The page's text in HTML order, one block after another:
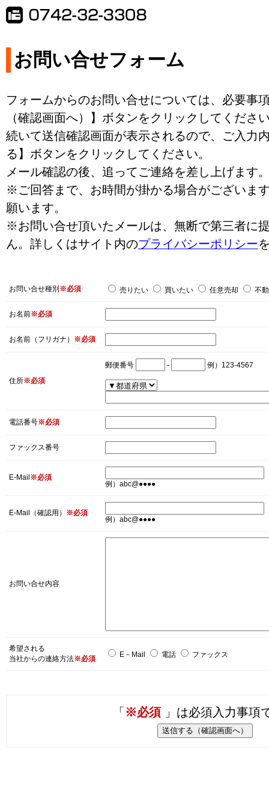
お問い合せフォーム
フォームからのお問い合せについては、必要事
（確認画面へ）】ボタンをクリックしてくださ
続いて送信確認画面が表示されるので、ご入力
る】ボタンをクリックしてください。
メール確認の後、追ってご連絡を差し上げます
※ご回答まで、お時間が掛かる場合がございま
願います。
※お問い合せ頂いたメールは、無断で第三者に
ん。詳しくはサイト内のプライバシーポリシー
お問い合せ種別 ※必須 売りたい 買いたい 任意売却 不
お名前※必須
お名前（フリガナ） ※必須
住所※必須
郵便番号 - 例）123-4567
電話番号※必須
ファックス番号
E-Mail ※必須
例）abc@●●●●
E-Mail（確認用） ※必須
例）abc@●●●●
お問い合せ内容
希望される
当社からの連絡方法※必須 E－Mail 電話 ファックス
「 ※必須 」は必須入力事項